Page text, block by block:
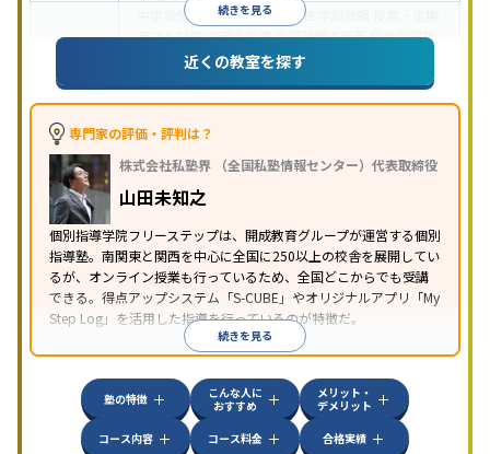
続きを見る
中学受験 高校受験大学受験 医学部受験
テスト対策内申点対策学習習慣の定着総合型選抜
(旧AO)対策推薦入試対策学校別特化対策
漢検(漢字検定)対策数学特化対策英語・英会話特化
特徴
中高一貫校生に対応
保証制度あり
授業の振替可能学習にPC・タブレッ
トを利用 オンライン対応
講習のみの受講可
近くの教室を探す
専門家の評価・評判は？
株式会社私塾界 （全国私塾情報センター）代表取締役
山田未知之
個別指導学院フリーステップは、開成教育グループが運営する個別
指導塾。南関東と関西を中心に全国に250以上の校舎を展開してい
るが、オンライン授業も行っているため、全国どこからでも受講
できる。得点アップシステム「S-CUBE」やオリジナルアプリ「My
Step Log」を活用した指導を行っているのが特徴だ。
続きを見る
塾の特徴
こんな人に
おすすめ
メリット・
デメリット
コース内容
コース料金 合格実績